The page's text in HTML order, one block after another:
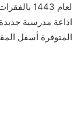
لعام
اذاعة مدرسية
المتوفرة أسفل